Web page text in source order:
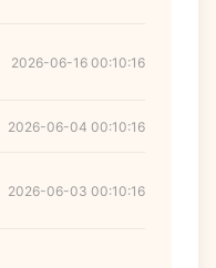
2026-06-16 00:10:16
2026-06-04 00:10:16
2026-06-03 00:10:16